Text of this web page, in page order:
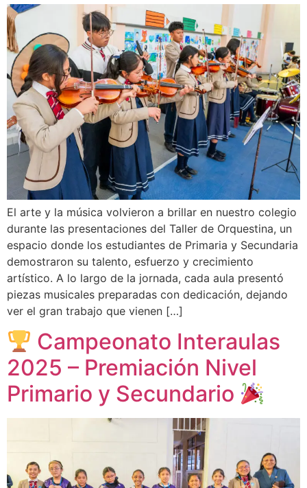
El arte y la música volvieron a brillar en nuestro colegio
durante las presentaciones del Taller de Orquestina, un
espacio donde los estudiantes de Primaria y Secundaria
demostraron su talento, esfuerzo y crecimiento
artístico. A lo largo de la jornada, cada aula presentó
piezas musicales preparadas con dedicación, dejando
ver el gran trabajo que vienen […]
Campeonato Interaulas
2025 – Premiación Nivel
Primario y Secundario